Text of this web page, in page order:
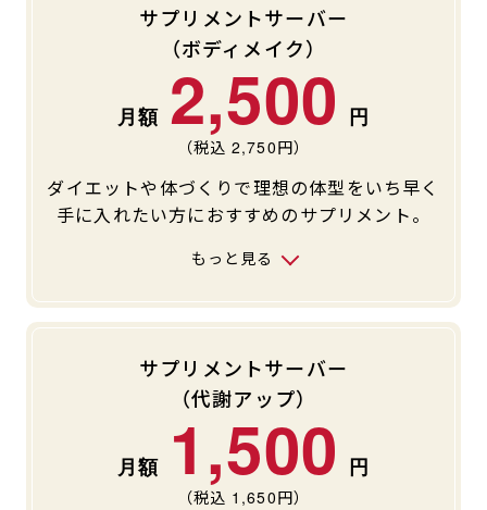
※法人会員の退会の場合：退会申請した月の翌月末で
の退会でございますので予めご了承ください。
各種お手続きをご希望の方はJOYFITアプリよりお願い
■ご入会にはVIPあんしんサポート・ライブレッスン・
水素水のご契約が必須でございますので自動契約オプ
ションとなっております。解約の申請がない場合は、
自動更新となっておりますので予めご了承ください。
オプションが不要な方は、ご入会後アプリ内の【アプ
リ専用手続き】よりご申請ください。
※詳しくは店舗にお問い合わせ下さい。
サプリメントサーバー
（ボディメイク）
2,500
（税込 2,750円）
ダイエットや体づくりで理想の体型をいち早く
手に入れたい方におすすめのサプリメント。
もっと見る
サプリメントサーバー
（代謝アップ）
1,500
（税込 1,650円）